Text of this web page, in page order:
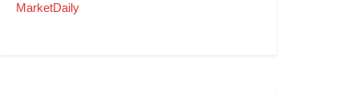
MarketDaily